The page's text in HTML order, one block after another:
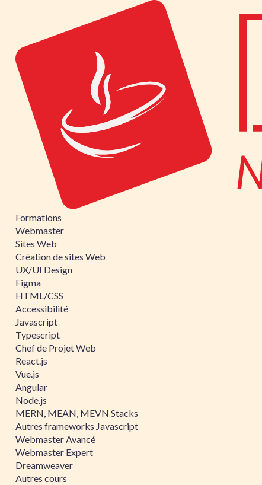
Formations
Webmaster
Sites Web
Création de sites Web
UX/UI Design
Figma
HTML/CSS
Accessibilité
Javascript
Typescript
Chef de Projet Web
React.js
Vue.js
Angular
Node.js
MERN, MEAN, MEVN Stacks
Autres frameworks Javascript
Webmaster Avancé
Webmaster Expert
Dreamweaver
Autres cours